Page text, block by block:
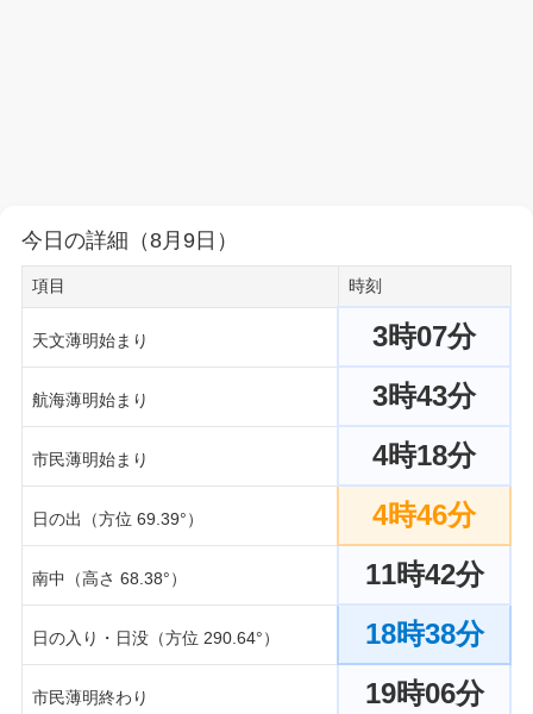
今日の詳細（8月9日）
項目 時刻
天文薄明始まり 3時07分
航海薄明始まり 3時43分
市民薄明始まり 4時18分
日の出（方位 69.39°） 4時46分
南中（高さ 68.38°） 11時42分
日の入り・日没（方位 290.64°） 18時38分
市民薄明終わり 19時06分